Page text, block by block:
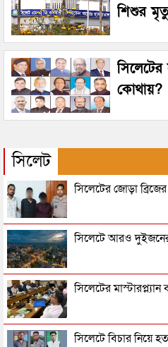
শিশুর
সিলেটের
কোথায়?
সিলেট
সিলেটের জোড়া
সিলেটে আরও
সিলেটের মাস্টারপ্ল্যান
সিলেটে বিচার নিয়ে